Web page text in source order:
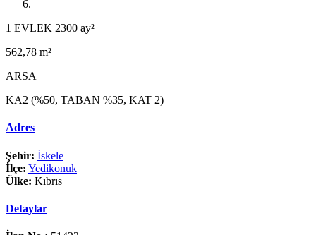
1 EVLEK 2300 ay²
562,78 m²
ARSA
KA2 (%50, TABAN %35, KAT 2)
Adres
Şehir: İskele
İlçe: Yedikonuk
Ülke: Kıbrıs
Detaylar